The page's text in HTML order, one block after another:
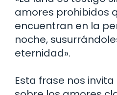
amores prohibidos
encuentran en la
noche,
eternidad».
Esta frase nos